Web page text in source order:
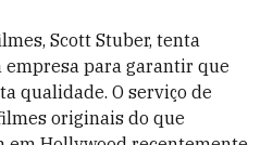
Scott Stuber, tenta
empresa para garantir que
qualidade. O serviço de
originais do que